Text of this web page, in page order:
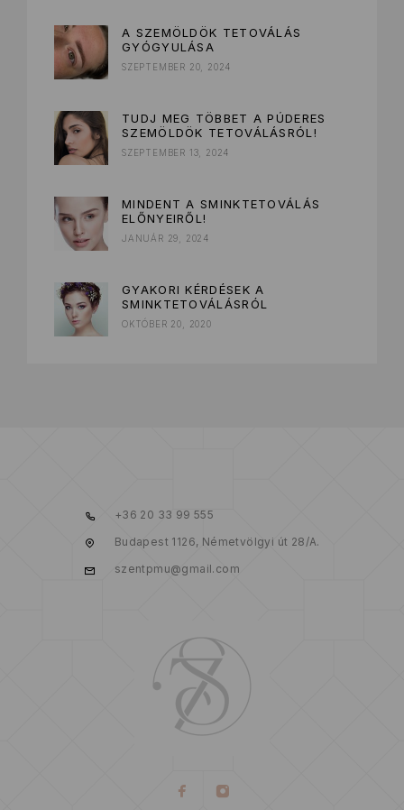
A SZEMÖLDÖK TETOVÁLÁS
GYÓGYULÁSA
SZEPTEMBER 20, 2024
TUDJ MEG TÖBBET A PÚDERES
SZEMÖLDÖK TETOVÁLÁSRÓL!
SZEPTEMBER 13, 2024
MINDENT A SMINKTETOVÁLÁS
ELŐNYEIRŐL!
JANUÁR 29, 2024
GYAKORI KÉRDÉSEK A
SMINKTETOVÁLÁSRÓL
OKTÓBER 20, 2020
+36 20 33 99 555
Budapest 1126, Németvölgyi út 28/A.
szentpmu@gmail.com